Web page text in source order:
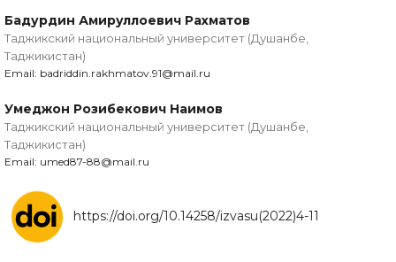
Бадурдин Амируллоевич Рахматов
Таджикский национальный университет (Душанбе,
Таджикистан)
Email: badriddin.rakhmatov.91@mail.ru
Умеджон Розибекович Наимов
Таджикский национальный университет (Душанбе,
Таджикистан)
Email: umed87-88@mail.ru
https://doi.org/10.14258/izvasu(2022)4-11